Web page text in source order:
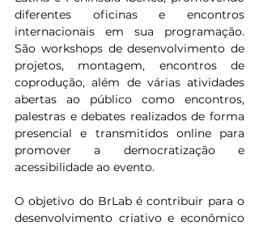
diferentes oficinas e encontros
internacionais em sua programação.
São workshops de desenvolvimento de
projetos, montagem, encontros de
coprodução, além de várias atividades
abertas ao público como encontros,
palestras e debates realizados de forma
presencial e transmitidos online para
promover a democratização e
acessibilidade ao evento.
O objetivo do BrLab é contribuir para o
desenvolvimento criativo e econômico